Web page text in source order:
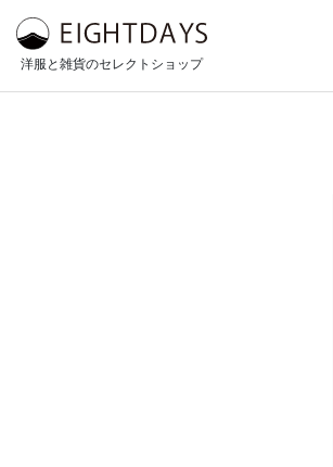
コンテンツへスキップ
洋服と雑貨のセレクトショップ